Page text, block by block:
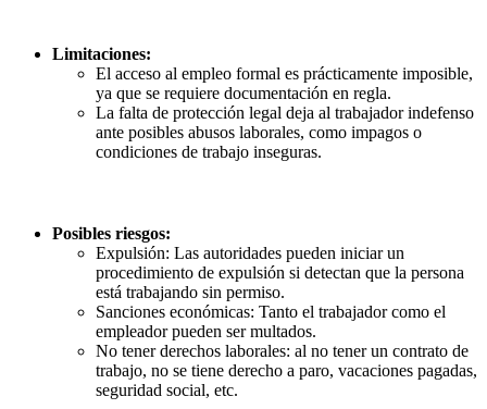
Limitaciones:
El acceso al empleo formal es prácticamente imposible,
ya que se requiere documentación en regla.
La falta de protección legal deja al trabajador indefenso
ante posibles abusos laborales, como impagos o
condiciones de trabajo inseguras.
Posibles riesgos:
Expulsión: Las autoridades pueden iniciar un
procedimiento de expulsión si detectan que la persona
está trabajando sin permiso.
Sanciones económicas: Tanto el trabajador como el
empleador pueden ser multados.
No tener derechos laborales: al no tener un contrato de
trabajo, no se tiene derecho a paro, vacaciones pagadas,
seguridad social, etc.